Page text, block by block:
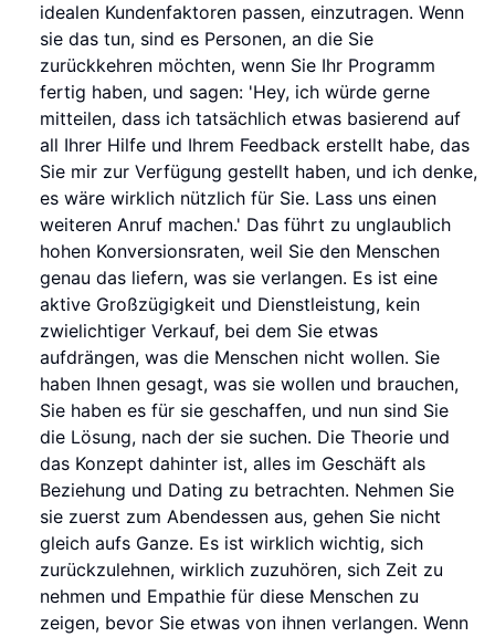
idealen Kundenfaktoren passen, einzutragen. Wenn
sie das tun, sind es Personen, an die Sie
zurückkehren möchten, wenn Sie Ihr Programm
fertig haben, und sagen: 'Hey, ich würde gerne
mitteilen, dass ich tatsächlich etwas basierend auf
all Ihrer Hilfe und Ihrem Feedback erstellt habe, das
Sie mir zur Verfügung gestellt haben, und ich denke,
es wäre wirklich nützlich für Sie. Lass uns einen
weiteren Anruf machen.' Das führt zu unglaublich
hohen Konversionsraten, weil Sie den Menschen
genau das liefern, was sie verlangen. Es ist eine
aktive Großzügigkeit und Dienstleistung, kein
zwielichtiger Verkauf, bei dem Sie etwas
aufdrängen, was die Menschen nicht wollen. Sie
haben Ihnen gesagt, was sie wollen und brauchen,
Sie haben es für sie geschaffen, und nun sind Sie
die Lösung, nach der sie suchen. Die Theorie und
das Konzept dahinter ist, alles im Geschäft als
Beziehung und Dating zu betrachten. Nehmen Sie
sie zuerst zum Abendessen aus, gehen Sie nicht
gleich aufs Ganze. Es ist wirklich wichtig, sich
zurückzulehnen, wirklich zuzuhören, sich Zeit zu
nehmen und Empathie für diese Menschen zu
zeigen, bevor Sie etwas von ihnen verlangen. Wenn